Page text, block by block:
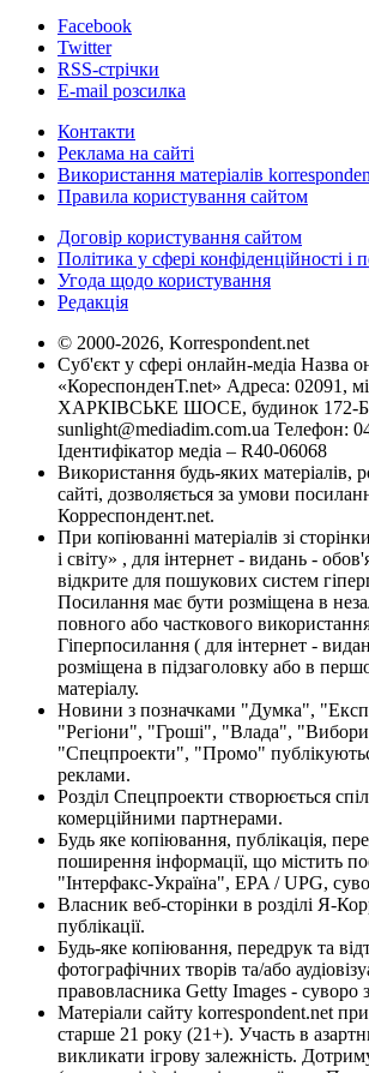
Facebook
Twitter
RSS-стрічки
E-mail розсилка
Контакти
Реклама на сайті
Використання матеріалів
Правила користування сайтом
Договір користування сайтом
Політика у сфері конфіденційності і
Угода щодо користування
Редакція
© 2000-2026, Korrespondent.net
Суб'єкт у сфері онлайн-медіа Назва
«КореспонденТ.net» Адреса: 02091,
ХАРКІВСЬКЕ ШОСЕ, будинок 172-Б,
sunlight@mediadim.com.ua Телефон:
Ідентифікатор медіа – R40-06068
Використання будь-яких матеріалів,
сайті, дозволяється за умови
Корреспондент.net.
При копіюванні матеріалів зі
і світу» , для інтернет - видань -
відкрите для пошукових систем
Посилання має бути розміщена в
повного або часткового використання
Гіперпосилання ( для інтернет -
розміщена в підзаголовку або в
матеріалу.
Новини з позначками "Думка",
"Регіони", "Гроші", "Влада",
"Спецпроекти", "Промо"
реклами.
Розділ Спецпроекти створюється
комерційними партнерами.
Будь яке копіювання, публікація,
поширення інформації, що містить
"Інтерфакс-Україна", EPA / UPG,
Власник веб-сторінки в розділі Я-
публікації.
Будь-яке копіювання, передрук та
фотографічних творів та/або
правовласника Getty Images - суворо
Матеріали сайту korrespondent.net
старше 21 року (21+). Участь в
викликати ігрову залежність.